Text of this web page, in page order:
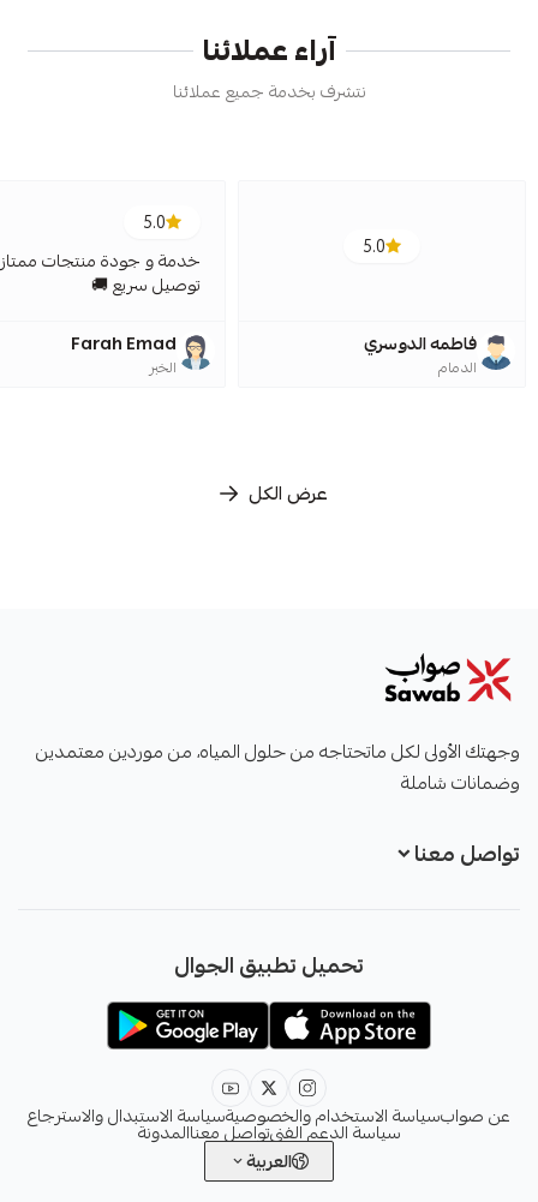
آراء عملائنا
نتشرف بخدمة جميع عملائنا
5.0
فاطمه الدوسري
الدمام
5.0
خدمة و جودة منتجات
توصيل سريع 🚚
Farah Emad
الخبر
عرض الكل
وجهتك الأولى لكل ماتحتاجه من حلول المياه، من موردين معتمدين
وضمانات شاملة
تواصل معنا
info@sawab.app
تحميل تطبيق الجوال
عن صوابسياسة الاستخدام والخصوصيةسياسة الاستبدال والاسترجاع
سياسة الدعم الفنيتواصل معناالمدونة
العربية